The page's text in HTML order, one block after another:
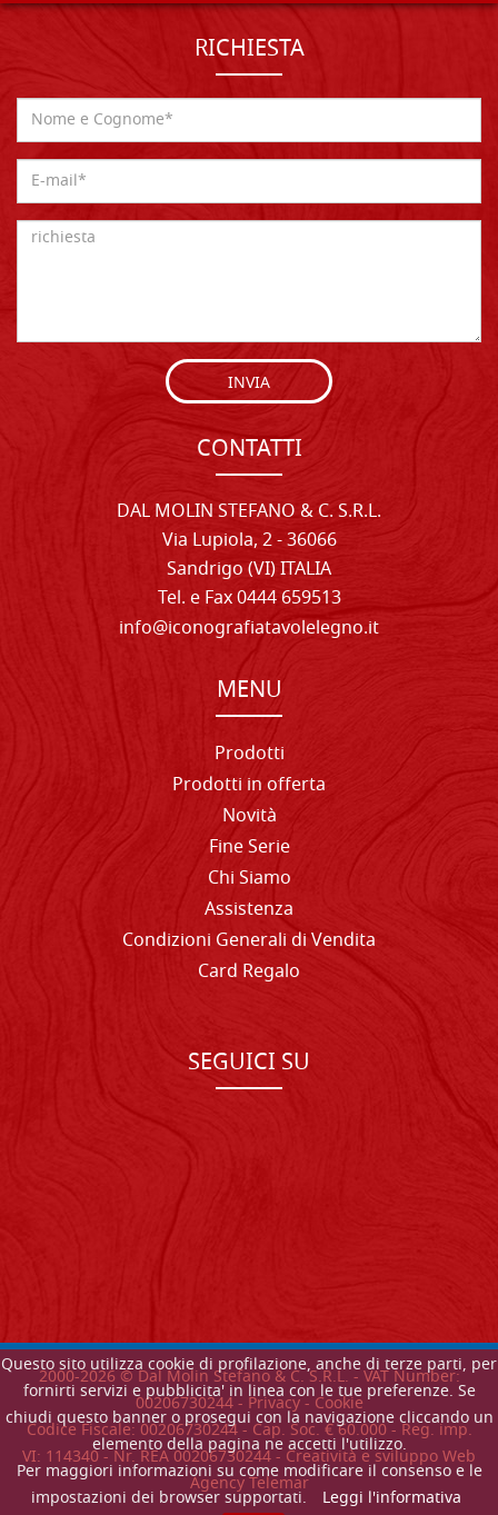
Questo sito utilizza cookie di profilazione, anche di terze parti, per
fornirti servizi e pubblicita' in linea con le tue preferenze. Se
chiudi questo banner o prosegui con la navigazione cliccando un
elemento della pagina ne accetti l'utilizzo.
Per maggiori informazioni su come modificare il consenso e le
impostazioni dei browser supportati.
Leggi l'informativa
RICHIESTA
INVIA
CONTATTI
DAL MOLIN STEFANO & C. S.R.L.
Via Lupiola, 2 - 36066
Sandrigo (VI) ITALIA
Tel. e Fax 0444 659513
info@iconografiatavolelegno.it
MENU
Prodotti
Prodotti in offerta
Novità
Fine Serie
Chi Siamo
Assistenza
Condizioni Generali di Vendita
Card Regalo
SEGUICI SU
2000-2026© Dal Molin Stefano & C. S.R.L. - VAT Number:
00206730244 - Privacy-Cookie
Codice Fiscale: 00206730244 - Cap. Soc. € 60.000 - Reg. imp.
VI: 114340 - Nr. REA 00206730244 - Creatività e sviluppo Web
Agency Telemar